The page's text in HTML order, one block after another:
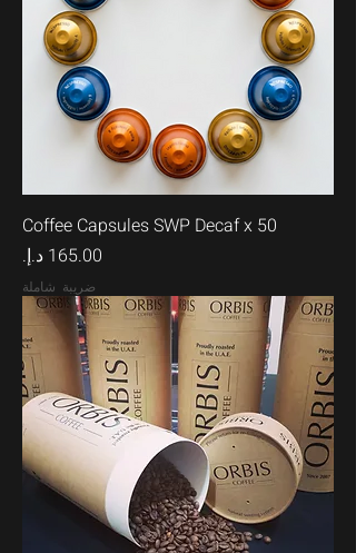
Coffee Capsules SWP Decaf x 50
السعر
ضريبة شاملة